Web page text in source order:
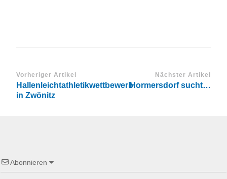
Vorheriger Artikel
Hallenleichtathletikwettbewerb
in Zwönitz
Nächster Artikel
Hormersdorf sucht…
Abonnieren